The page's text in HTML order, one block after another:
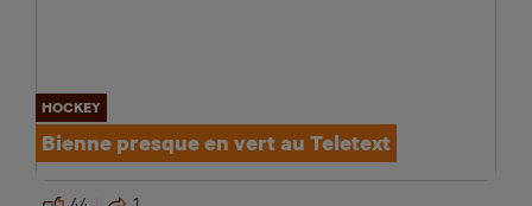
HOCKEY
Bienne presque en vert au Teletext